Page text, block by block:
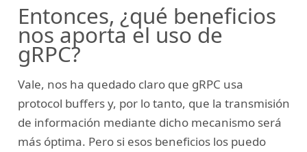
Entonces, ¿qué beneficios
nos aporta el uso de
gRPC?
Vale, nos ha quedado claro que gRPC usa
protocol buffers y, por lo tanto, que la transmisión
de información mediante dicho mecanismo será
más óptima. Pero si esos beneficios los puedo